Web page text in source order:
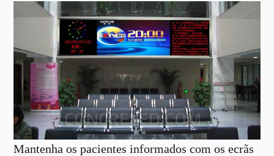
Mantenha os pacientes informados com os ecrãs